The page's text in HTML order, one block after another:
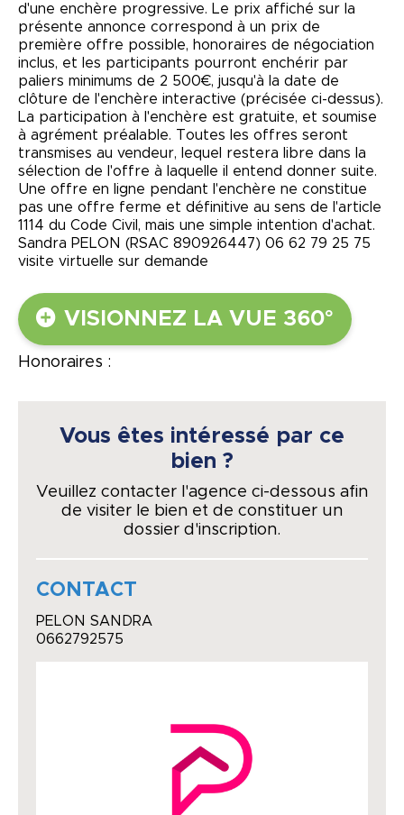
d'une enchère progressive. Le prix affiché sur la
présente annonce correspond à un prix de
première offre possible, honoraires de négociation
inclus, et les participants pourront enchérir par
paliers minimums de 2 500€, jusqu'à la date de
clôture de l'enchère interactive (précisée ci-dessus).
La participation à l'enchère est gratuite, et soumise
à agrément préalable. Toutes les offres seront
transmises au vendeur, lequel restera libre dans la
sélection de l'offre à laquelle il entend donner suite.
Une offre en ligne pendant l'enchère ne constitue
pas une offre ferme et définitive au sens de l'article
1114 du Code Civil, mais une simple intention d'achat.
Sandra PELON (RSAC 890926447) 06 62 79 25 75
visite virtuelle sur demande
VISIONNEZ LA VUE 360°
Honoraires :
Vous êtes intéressé par ce
bien ?
Veuillez contacter l'agence ci-dessous afin
de visiter le bien et de constituer un
dossier d'inscription.
CONTACT
PELON SANDRA
0662792575